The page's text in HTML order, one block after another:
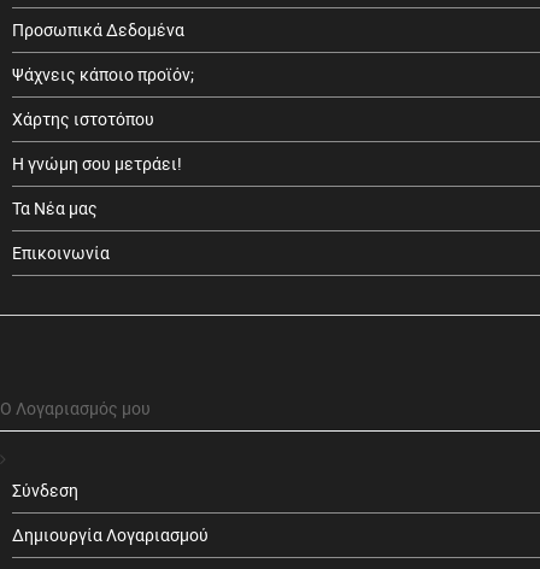
Προσωπικά Δεδομένα
Ψάχνεις κάποιο προϊόν;
Χάρτης ιστοτόπου
Η γνώμη σου μετράει!
Τα Νέα μας
Επικοινωνία
Ο Λογαριασμός μου
Σύνδεση
Δημιουργία Λογαριασμού